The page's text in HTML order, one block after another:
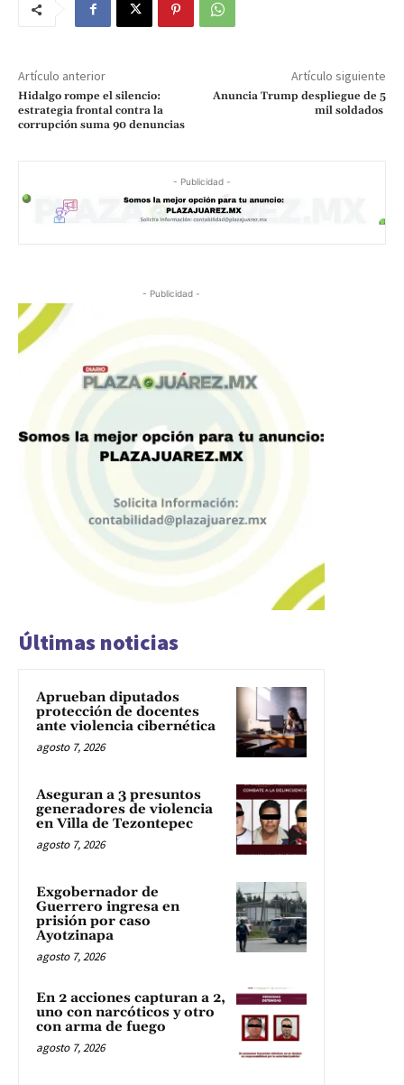
Artículo anterior
Hidalgo rompe el silencio:
estrategia frontal contra la
corrupción suma 90 denuncias
Artículo siguiente
Anuncia Trump despliegue de 5
mil soldados
- Publicidad -
- Publicidad -
Últimas noticias
Aprueban diputados
protección de docentes
ante violencia cibernética
agosto 7, 2026
Aseguran a 3 presuntos
generadores de violencia
en Villa de Tezontepec
agosto 7, 2026
Exgobernador de
Guerrero ingresa en
prisión por caso
Ayotzinapa
agosto 7, 2026
En 2 acciones capturan a 2,
uno con narcóticos y otro
con arma de fuego
agosto 7, 2026